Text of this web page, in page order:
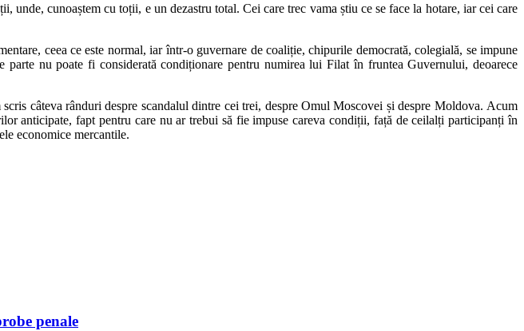
cunoaștem cu toții, e un dezastru total. Cei care trec vama știu ce se face la hotare, iar cei care
ceea ce este normal, iar într-o guvernare de coaliție, chipurile democrată, colegială, se impune
nu poate fi considerată condiționare pentru numirea lui Filat în fruntea Guvernului, deoarece
câteva rânduri despre scandalul dintre cei trei, despre Omul Moscovei și despre Moldova. Acum
anticipate, fapt pentru care nu ar trebui să fie impuse careva condiții, față de ceilalți participanți în
economice mercantile.
penale